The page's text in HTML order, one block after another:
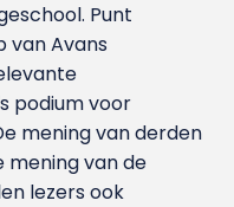
Punt
van Avans
podium voor
mening van derden
mening van de
lezers ook